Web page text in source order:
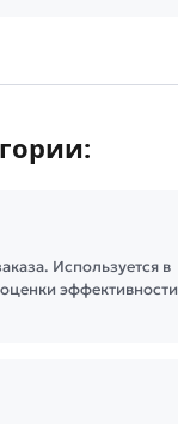
Используется в
эффективности